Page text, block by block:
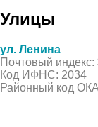
Улицы
ул. Ленина
Почтовый индекс:
Код ИФНС: 2034
Районный код